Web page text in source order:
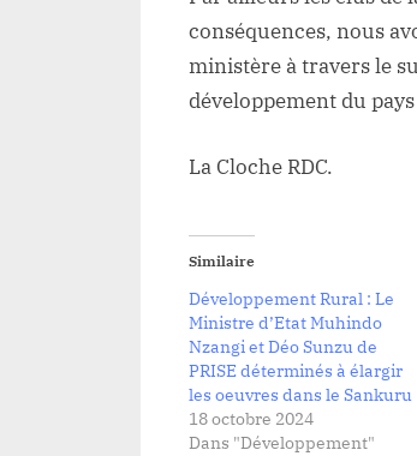
conséquences, nous
ministère à travers le
développement du
La Cloche RDC.
Similaire
Développement Rural : Le
Ministre d’Etat Muhindo
Nzangi et Déo Sunzu de
PRISE déterminés à élargir
les oeuvres dans le Sankuru
18 octobre 2024
Dans "Développement"